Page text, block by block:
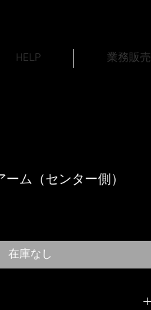
HELP 業務販売
ム（センター側）
在庫なし